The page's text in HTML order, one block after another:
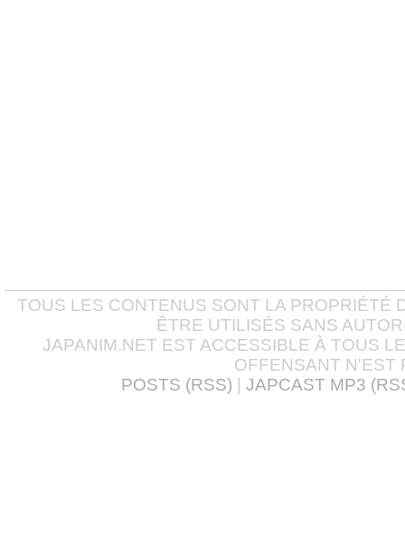
TOUS LES CONTENUS SONT LA PROPRIÉTÉ
ÊTRE UTILISÉS SANS
JAPANIM.NET EST ACCESSIBLE À TOUS
OFFENSANT N'EST
POSTS (RSS)
JAPCAST MP3